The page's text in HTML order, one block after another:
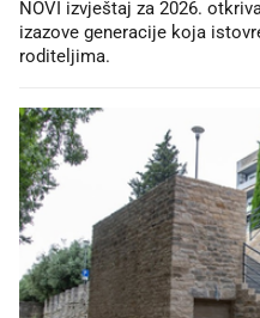
NOVI izvještaj za 2026.
izazove generacije koja
roditeljima.